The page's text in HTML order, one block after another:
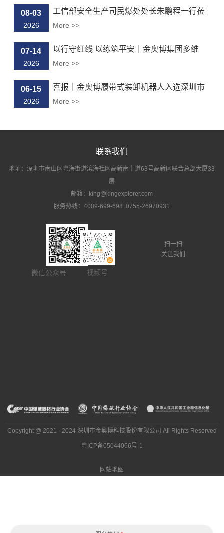
08-03
2026
工信部安全生产司民爆处处长朱鹏程一行莅
临...
More >>
07-14
2026
以行守红线 以练筑平安｜金奥博集团多维
度...
More >>
06-15
2026
喜报｜金奥博履带式装卸机器人入选深圳市
More >>
联系我们
地址：深圳市南山区粤海街道滨海社区高新南十道63号高新区联合总部大厦33
层
邮箱：king@kingexplorer.com
服务热线：4009-699-698 0755-26970931
微信公众号 视频号
扫一扫
关注我们
Copyright @ 2021 - 2024 深圳市金奥博科技股份有限公司 All Rights Reserved
粤ICP备05044066号-1
网站地图